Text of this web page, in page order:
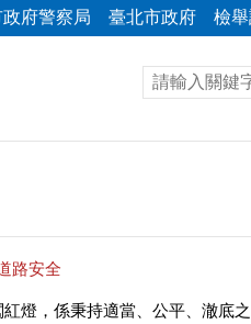
府警察局 臺北市政府 檢
路安全
燈，係秉持適當、公平、澈底